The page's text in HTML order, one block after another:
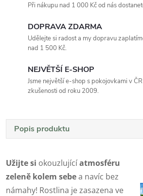
Při nákupu nad 1 000 Kč od nás
DOPRAVA ZDARMA
Udělejte si radost a my dopravu
nad 1 500 Kč.
NEJVĚTŠÍ E-SHOP
Jsme největší e-shop s pokojovkami v
zkušenosti od roku 2009.
Popis produktu
Užijte si okouzlujícíatmosféru
zeleně kolem sebea navíc bez
námahy! Rostlina je zasazena ve